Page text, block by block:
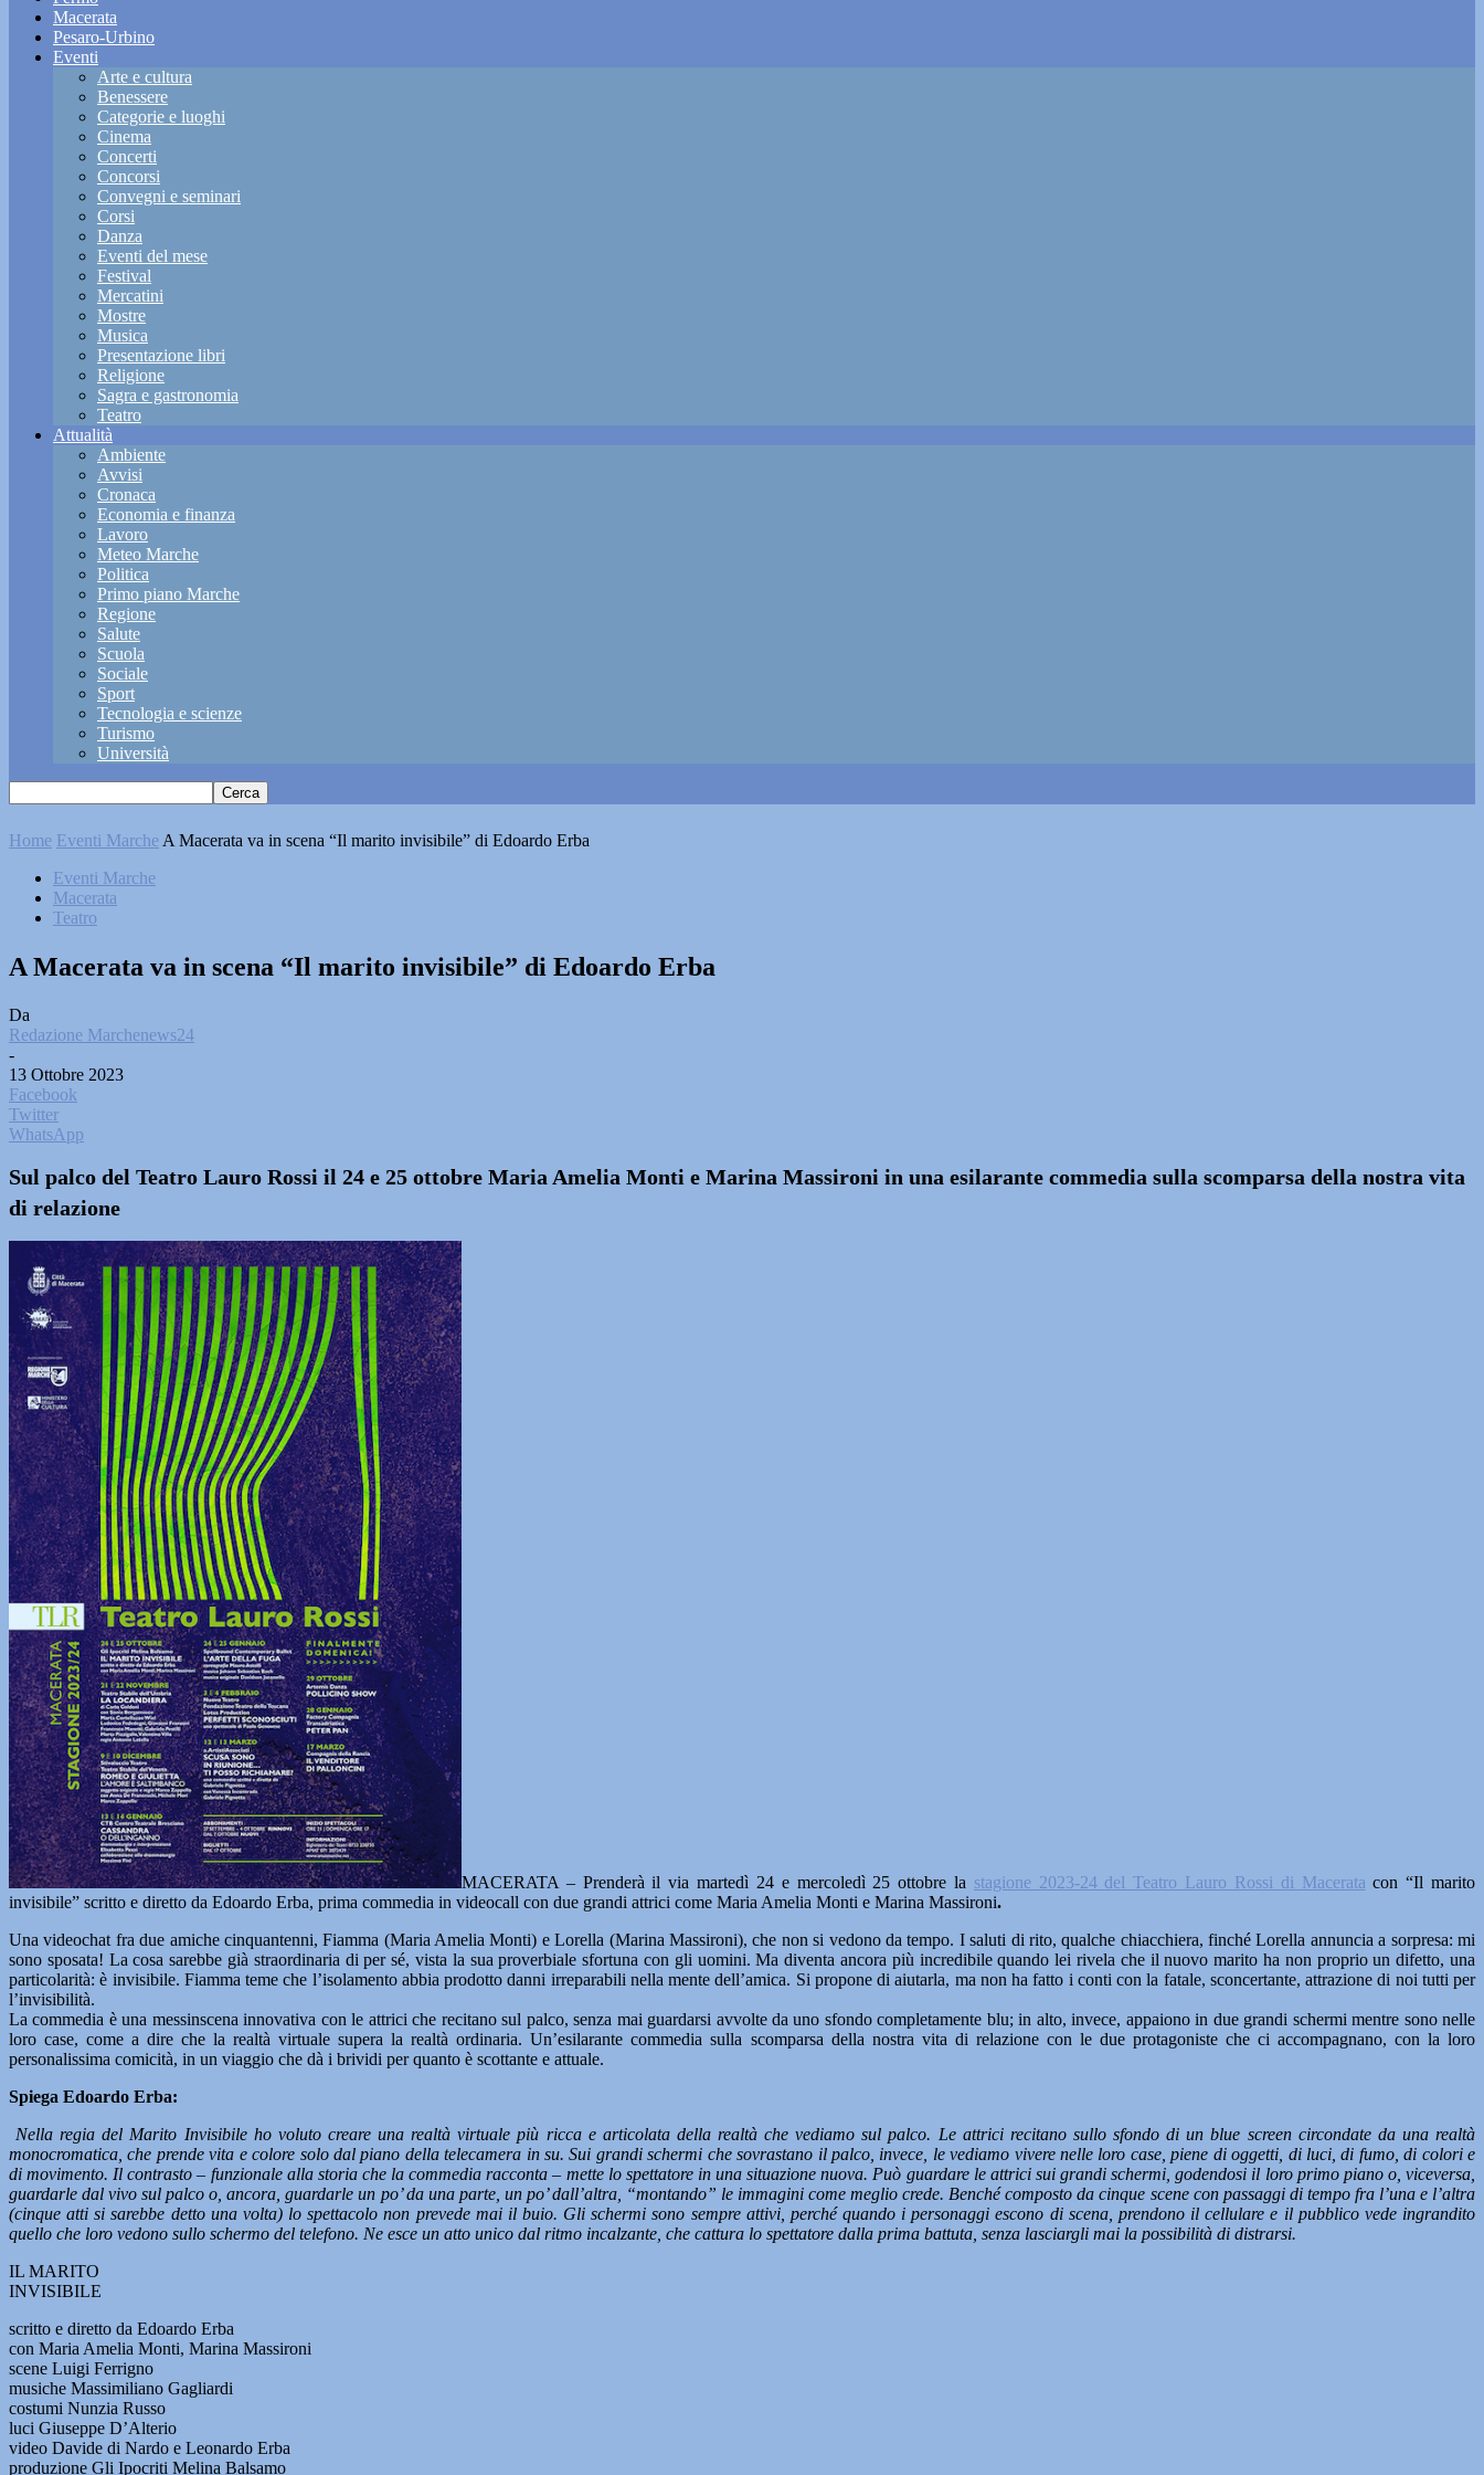
Macerata
Pesaro-Urbino
Eventi
Arte e cultura
Benessere
Categorie e luoghi
Cinema
Concerti
Concorsi
Convegni e seminari
Corsi
Danza
Eventi del mese
Festival
Mercatini
Mostre
Musica
Presentazione libri
Religione
Sagra e gastronomia
Teatro
Attualità
Ambiente
Avvisi
Cronaca
Economia e finanza
Lavoro
Meteo Marche
Politica
Primo piano Marche
Regione
Salute
Scuola
Sociale
Sport
Tecnologia e scienze
Turismo
Università
Home Eventi Marche A Macerata va in scena “Il marito invisibile” di Edoardo Erba
Eventi Marche
Macerata
Teatro
A Macerata va in scena “Il marito invisibile” di Edoardo Erba
Da
Redazione Marchenews24
-
13 Ottobre 2023
Facebook
Twitter
WhatsApp
Sul palco del Teatro Lauro Rossi il 24 e 25 ottobre Maria Amelia Monti e Marina Massironi in una esilarante commedia sulla scomparsa della nostra vita
di relazione
MACERATA – Prenderà il via martedì 24 e mercoledì 25 ottobre la stagione 2023-24 del Teatro Lauro Rossi di Macerata con “Il marito
invisibile” scritto e diretto da Edoardo Erba, prima commedia in videocall con due grandi attrici come Maria Amelia Monti e Marina Massironi.
Una videochat fra due amiche cinquantenni, Fiamma (Maria Amelia Monti) e Lorella (Marina Massironi), che non si vedono da tempo. I saluti di rito, qualche chiacchiera, finché Lorella annuncia a sorpresa: mi
sono sposata! La cosa sarebbe già straordinaria di per sé, vista la sua proverbiale sfortuna con gli uomini. Ma diventa ancora più incredibile quando lei rivela che il nuovo marito ha non proprio un difetto, una
particolarità: è invisibile. Fiamma teme che l’isolamento abbia prodotto danni irreparabili nella mente dell’amica. Si propone di aiutarla, ma non ha fatto i conti con la fatale, sconcertante, attrazione di noi tutti per
l’invisibilità.
La commedia è una messinscena innovativa con le attrici che recitano sul palco, senza mai guardarsi avvolte da uno sfondo completamente blu; in alto, invece, appaiono in due grandi schermi mentre sono nelle
loro case, come a dire che la realtà virtuale supera la realtà ordinaria. Un’esilarante commedia sulla scomparsa della nostra vita di relazione con le due protagoniste che ci accompagnano, con la loro
personalissima comicità, in un viaggio che dà i brividi per quanto è scottante e attuale.
Spiega Edoardo Erba:
Nella regia del Marito Invisibile ho voluto creare una realtà virtuale più ricca e articolata della realtà che vediamo sul palco. Le attrici recitano sullo sfondo di un blue screen circondate da una realtà
monocromatica, che prende vita e colore solo dal piano della telecamera in su. Sui grandi schermi che sovrastano il palco, invece, le vediamo vivere nelle loro case, piene di oggetti, di luci, di fumo, di colori e
di movimento. Il contrasto – funzionale alla storia che la commedia racconta – mette lo spettatore in una situazione nuova. Può guardare le attrici sui grandi schermi, godendosi il loro primo piano o, viceversa,
guardarle dal vivo sul palco o, ancora, guardarle un po’ da una parte, un po’ dall’altra, “montando” le immagini come meglio crede. Benché composto da cinque scene con passaggi di tempo fra l’una e l’altra
(cinque atti si sarebbe detto una volta) lo spettacolo non prevede mai il buio. Gli schermi sono sempre attivi, perché quando i personaggi escono di scena, prendono il cellulare e il pubblico vede ingrandito
quello che loro vedono sullo schermo del telefono. Ne esce un atto unico dal ritmo incalzante, che cattura lo spettatore dalla prima battuta, senza lasciargli mai la possibilità di distrarsi.
IL MARITO
INVISIBILE
scritto e diretto da Edoardo Erba
con Maria Amelia Monti, Marina Massironi
scene Luigi Ferrigno
musiche Massimiliano Gagliardi
costumi Nunzia Russo
luci Giuseppe D’Alterio
video Davide di Nardo e Leonardo Erba
produzione Gli Ipocriti Melina Balsamo